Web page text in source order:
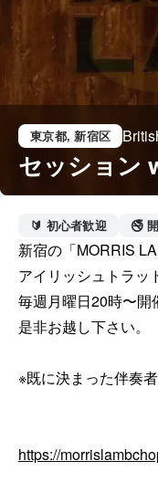
東京都, 新宿区
セッション
🔰 初心者歓迎 🚭
新宿の「MORRIS
アイリッシュトラッ
毎週月曜日20時〜開
是非お越し下さい。
※既に決まった伴奏
https://